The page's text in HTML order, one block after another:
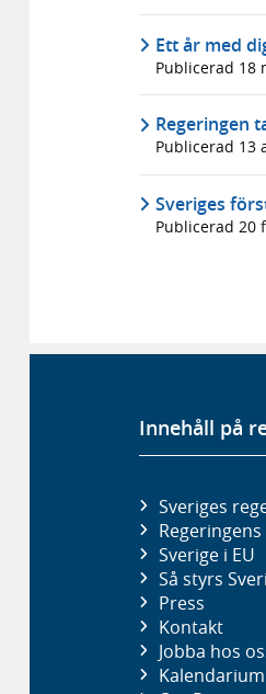
Ett år med
Publicerad 18
Regeringen
Publicerad 13
Sveriges
Publicerad 20
Innehåll på
Sveriges
Sverige i EU
Så styrs
Press
Kontakt
Jobba hos
Kalendarium